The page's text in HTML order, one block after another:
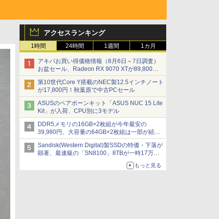
アクセスランキング
1時間 24時間 1週間 1カ月
アキバお買い得価格情報（8月6日～7日調査）
お盆セール、Radeon RX 9070 XTが89,800
円、水平周波数24.8kHz対応の17型モニターが
9,801円、暑さ指数連動セール ほか
第10世代Core Y搭載のNEC製12.5インチノート
が17,800円！秋葉原で中古PCセール
ASUSのベアボーンキット「ASUS NUC 15 Lite
Kit」が入荷、CPU別に3モデル
DDR5メモリの16GB×2枚組が今年最安の
39,980円、大容量の64GB×2枚組は一部が続騰
[8月前半のメモリ価格]
Sandisk(Western Digital)製SSDの特価・下落が
顕著、最速級の「SN8100」8TBが一時17万円
もっと見る